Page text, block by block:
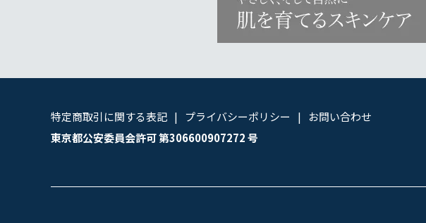
特定商取引に関する表記 プライバシーポリシー
お問い合わせ
東京都公安委員会許可 第306600907272 号